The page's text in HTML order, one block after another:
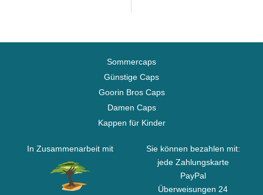
Sommercaps
Günstige Caps
Goorin Bros Caps
Damen Caps
Kappen für Kinder
In Zusammenarbeit mit
Sie können bezahlen mit:
jede Zahlungskarte
PayPal
Überweisungen 24